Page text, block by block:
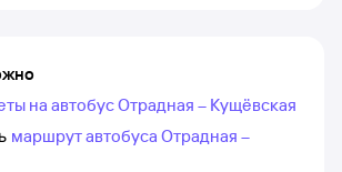
на автобус Отрадная – Кущёвская
маршрут автобуса Отрадная –